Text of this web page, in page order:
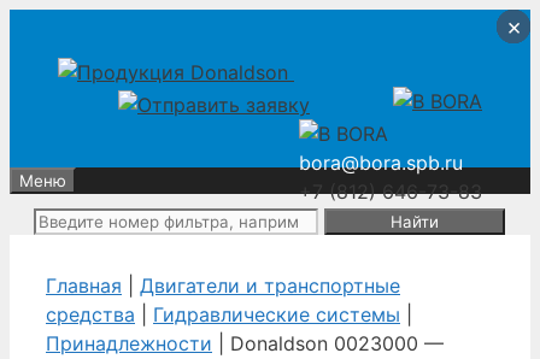
содержимому
содержимому
bora@bora.spb.ru
+7 (812) 646-73-83
Меню
Поиск:
Главная
Двигатели и транспортные
средства
Гидравлические системы
Принадлежности | Donaldson 0023000 —
×
×
×
×